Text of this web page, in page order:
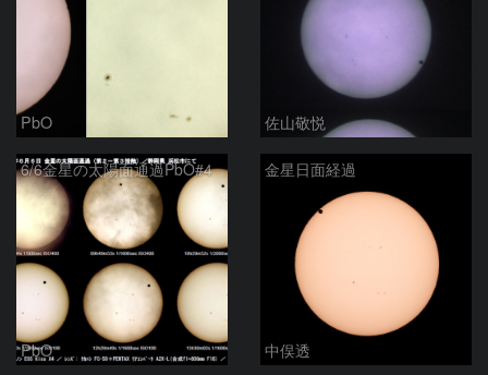
PbO 佐山敬悦
6/6金星の太陽面通過PbO#4
PbO
金星日面経過
中俣透